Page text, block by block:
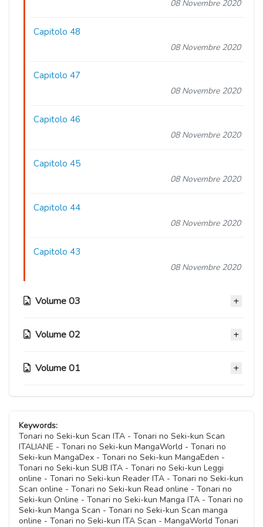
08 Novembre 2020
Capitolo 48
08 Novembre 2020
Capitolo 47
08 Novembre 2020
Capitolo 46
08 Novembre 2020
Capitolo 45
08 Novembre 2020
Capitolo 44
08 Novembre 2020
Capitolo 43
08 Novembre 2020
Volume 03
Capitolo 42.5
Capitolo 41
08 Novembre 2020
Capitolo 40
08 Novembre 2020
Capitolo 39
Volume 02
Capitolo 28.5
08 Novembre 2020
Capitolo 27
08 Novembre 2020
Capitolo 26
08 Novembre 2020
Volume 01
Capitolo 15
08 Novembre 2020
Capitolo 14
08 Novembre 2020
Keywords:
Tonari no Seki-kun Scan ITA - Tonari no Seki-kun Scan
ITALIANE - Tonari no Seki-kun MangaWorld - Tonari no
Seki-kun MangaDex - Tonari no Seki-kun MangaEden -
Tonari no Seki-kun SUB ITA - Tonari no Seki-kun Leggi
online - Tonari no Seki-kun Reader ITA - Tonari no Seki-kun
Scan online - Tonari no Seki-kun Read online - Tonari no
Seki-kun Online - Tonari no Seki-kun Manga ITA - Tonari no
Seki-kun Manga Scan - Tonari no Seki-kun Scan manga
online - Tonari no Seki-kun ITA Scan - MangaWorld Tonari